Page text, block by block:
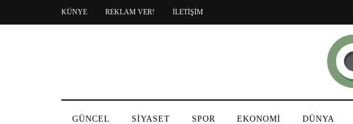
KÜNYE REKLAM VER! İLETİŞİM
GÜNCEL SİYASET SPOR EKONOMİ DÜNYA